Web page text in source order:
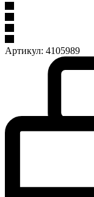
Артикул: 4105989